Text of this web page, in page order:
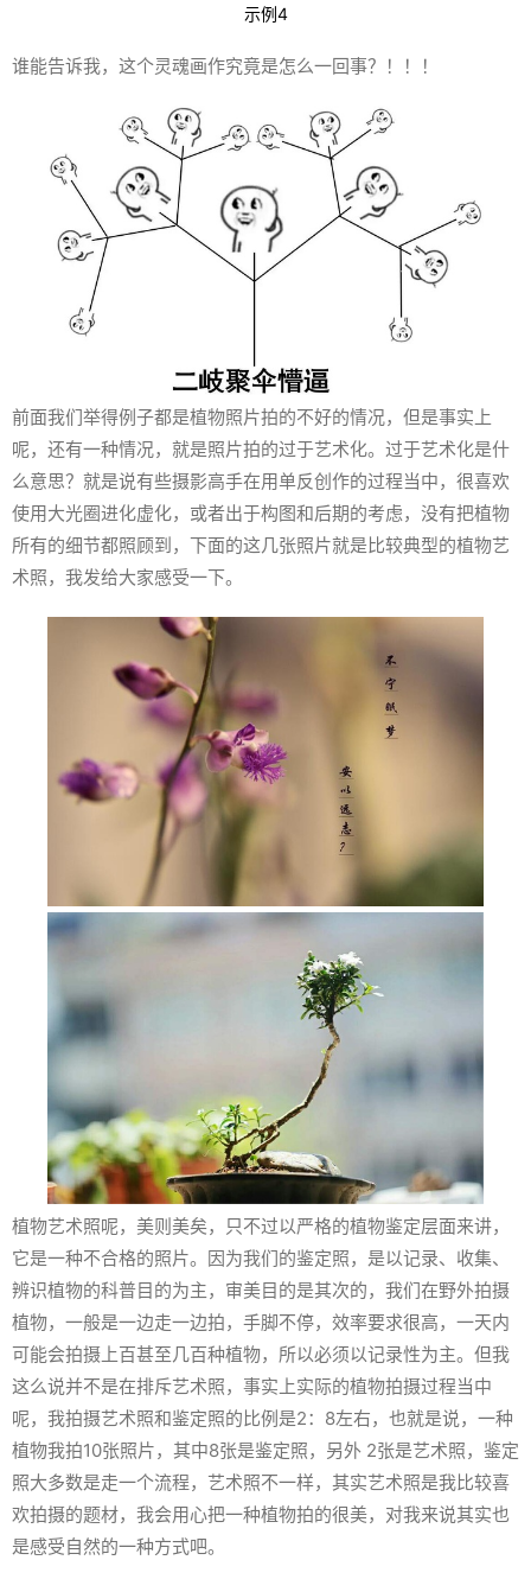
示例4
谁能告诉我，这个灵魂画作究竟是怎么一回事？！！！
前面我们举得例子都是植物照片拍的不好的情况，但是事实上
呢，还有一种情况，就是照片拍的过于艺术化。过于艺术化是什
么意思？就是说有些摄影高手在用单反创作的过程当中，很喜欢
使用大光圈进化虚化，或者出于构图和后期的考虑，没有把植物
所有的细节都照顾到，下面的这几张照片就是比较典型的植物艺
术照，我发给大家感受一下。
植物艺术照呢，美则美矣，只不过以严格的植物鉴定层面来讲，
它是一种不合格的照片。因为我们的鉴定照，是以记录、收集、
辨识植物的科普目的为主，审美目的是其次的，我们在野外拍摄
植物，一般是一边走一边拍，手脚不停，效率要求很高，一天内
可能会拍摄上百甚至几百种植物，所以必须以记录性为主。但我
这么说并不是在排斥艺术照，事实上实际的植物拍摄过程当中
呢，我拍摄艺术照和鉴定照的比例是2：8左右，也就是说，一种
植物我拍10张照片，其中8张是鉴定照，另外 2张是艺术照，鉴定
照大多数是走一个流程，艺术照不一样，其实艺术照是我比较喜
欢拍摄的题材，我会用心把一种植物拍的很美，对我来说其实也
是感受自然的一种方式吧。